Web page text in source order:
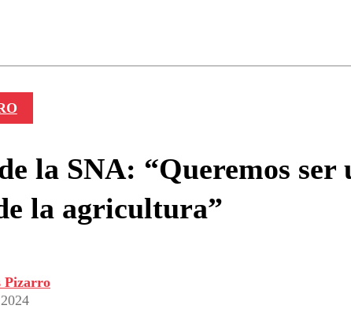
la SNA: “Queremos
la agricultura”
Pizarro